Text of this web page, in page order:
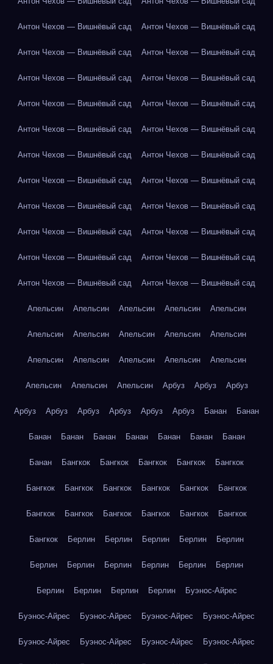
Антон Чехов — Вишнёвый сад Антон Чехов — Вишнёвый сад
Антон Чехов — Вишнёвый сад Антон Чехов — Вишнёвый сад
Антон Чехов — Вишнёвый сад Антон Чехов — Вишнёвый сад
Антон Чехов — Вишнёвый сад Антон Чехов — Вишнёвый сад
Антон Чехов — Вишнёвый сад Антон Чехов — Вишнёвый сад
Антон Чехов — Вишнёвый сад Антон Чехов — Вишнёвый сад
Антон Чехов — Вишнёвый сад Антон Чехов — Вишнёвый сад
Антон Чехов — Вишнёвый сад Антон Чехов — Вишнёвый сад
Антон Чехов — Вишнёвый сад Антон Чехов — Вишнёвый сад
Антон Чехов — Вишнёвый сад Антон Чехов — Вишнёвый сад
Антон Чехов — Вишнёвый сад Антон Чехов — Вишнёвый сад
Апельсин Апельсин Апельсин Апельсин Апельсин
Апельсин Апельсин Апельсин Апельсин Апельсин
Апельсин Апельсин Апельсин Апельсин Апельсин
Апельсин Апельсин Апельсин Арбуз Арбуз Арбуз
Арбуз Арбуз Арбуз Арбуз Арбуз Арбуз Банан Банан
Банан Банан Банан Банан Банан Банан Банан
Банан Бангкок Бангкок Бангкок Бангкок Бангкок
Бангкок Бангкок Бангкок Бангкок Бангкок Бангкок
Бангкок Бангкок Бангкок Бангкок Бангкок Бангкок
Бангкок Берлин Берлин Берлин Берлин Берлин
Берлин Берлин Берлин Берлин Берлин Берлин
Берлин Берлин Берлин Берлин Буэнос-Айрес
Буэнос-Айрес Буэнос-Айрес Буэнос-Айрес Буэнос-Айрес
Буэнос-Айрес Буэнос-Айрес Буэнос-Айрес Буэнос-Айрес